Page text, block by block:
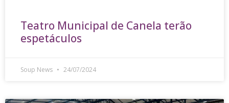
Teatro Municipal de Canela terão
espetáculos
Soup News 24/07/2024